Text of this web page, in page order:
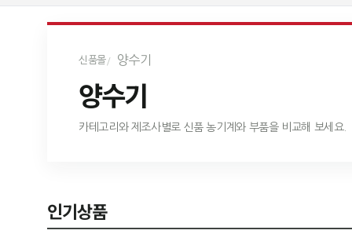
신품몰 양수기
양수기
카테고리와 제조사별로 신품 농기계와 부품을 비교해 보세요.
인기상품